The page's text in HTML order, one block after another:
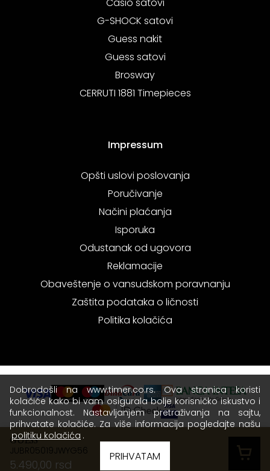
GUESS
JUBR05019JWYG56
5.490,00 rsd
G-SHOCK satovi
Guess nakit
Guess satovi
Brosway
CERRUTI 1881 Timepieces
Impressum
Opšti uslovi poslovanja
Poručivanje
Načini plaćanja
Isporuka
Odustanak od ugovora
Reklamacije
Obaveštenje o vansudskom poravnanju
Zaštita podataka o ličnosti
Politika kolačića
Copyright © 2026 Timer - Sva prava zadržana.
Dobrodošli na www.timer.co.rs. Ova stranica koristi
kolačiće kako bi vam osigurala bolje korisničko iskustvo i
funkcionalnost. Nastavljanjem pretraživanja na sajtu,
prihvatate kolačiće. Za više informacija pogledajte našu
politiku kolačića .
PRIHVATAM